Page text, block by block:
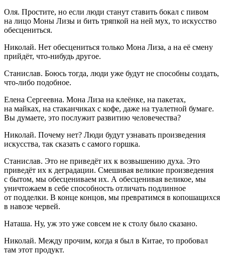
Оля. Простите, но если люди станут ставить бокал с пивом
на лицо Моны Лизы и бить тряпкой на ней мух, то искусство
обесцениться.
Николай. Нет обесцениться только Мона Лиза, а на её смену
прийдёт, что-нибудь другое.
Станислав. Боюсь тогда, люди уже будут не способны создать,
что-либо подобное.
Елена Сергеевна. Мона Лиза на клеёнке, на пакетах,
на майках, на стаканчиках с кофе, даже на туалетной бумаге.
Вы думаете, это послужит развитию человечества?
Николай. Почему нет? Люди будут узнавать произведения
искусства, так сказать с самого горшка.
Станислав. Это не приведёт их к возвышению духа. Это
приведёт их к деградации. Смешивая великие произведения
с бытом, мы обесцениваем их. А обесценивая великое, мы
уничтожаем в себе способность отличать подлинное
от подделки. В конце концов, мы превратимся в копошащихся
в навозе червей.
Наташа. Ну, уж это уже совсем не к столу было сказано.
Николай. Между прочим, когда я был в Китае, то пробовал
там этот продукт.